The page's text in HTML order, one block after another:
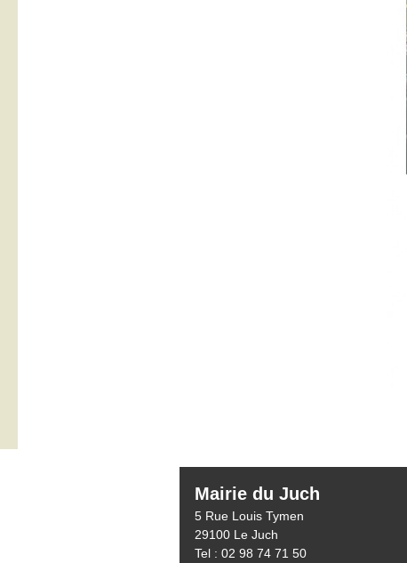
Mairie du Juch
5 Rue Louis Tymen
29100 Le Juch
Tel : 02 98 74 71 50